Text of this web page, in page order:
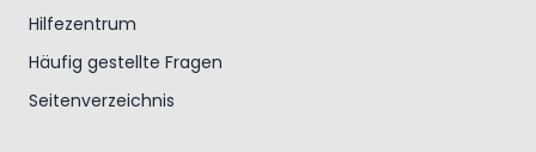
Hilfezentrum
Häufig gestellte Fragen
Seitenverzeichnis